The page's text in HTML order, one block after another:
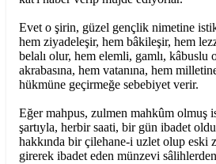
Evet o şirin, güzel gençlik nimetine
hem ziyadeleşir, hem bâkileşir, hem
belalı olur, hem elemli, gamlı, kâbuslu
akrabasına, hem vatanına, hem
hükmüne geçirmeğe sebebiyet verir.
Eğer mahpus, zulmen mahkûm olmuş
şartıyla, herbir saati, bir gün ibadet
hakkında bir çilehane-i uzlet olup eski
girerek ibadet eden münzevi